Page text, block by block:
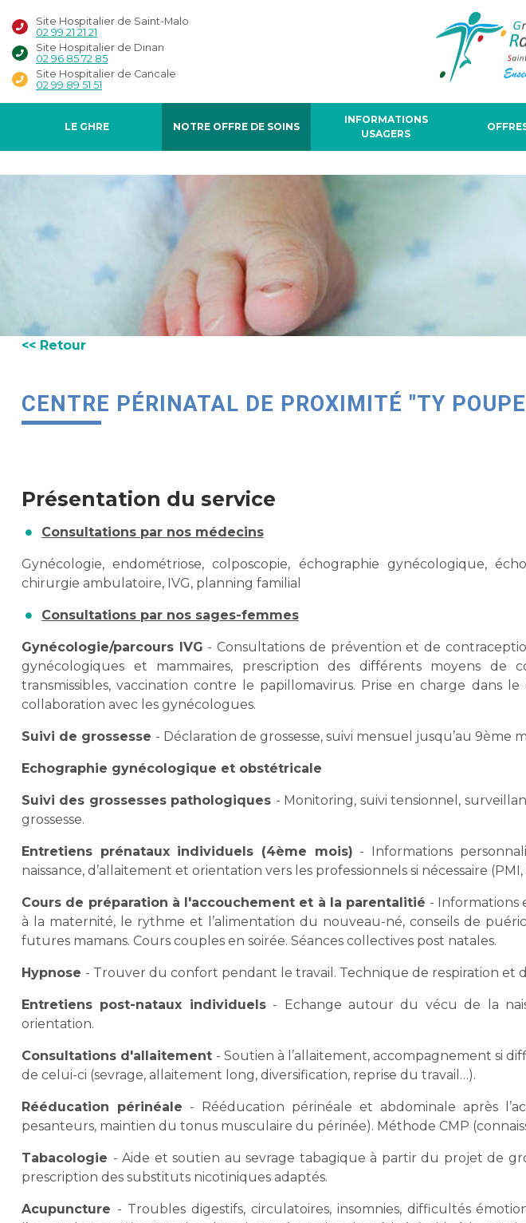
Site Hospitalier de Saint-Malo
02 99 21 21 21
Site Hospitalier de Dinan
02 96 85 72 85
Site Hospitalier de Cancale
02 99 89 51 51
LE GHRE NOTRE OFFRE DE SOINS
INFORMATIONS
USAGERS
<< Retour
CENTRE PÉRINATAL DE PROXIMITÉ "TY
Présentation du service
Consultations par nos médecins
Gynécologie, endométriose, colposcopie, échographie gynécologique,
chirurgie ambulatoire, IVG, planning familial
Consultations par nos sages-femmes
Gynécologie/parcours IVG - Consultations de prévention et de
gynécologiques et mammaires, prescription des différents moyens de
transmissibles, vaccination contre le papillomavirus. Prise en charge dans
collaboration avec les gynécologues.
Suivi de grossesse - Déclaration de grossesse, suivi mensuel jusqu’au 9ème
Echographie gynécologique et obstétricale
Suivi des grossesses pathologiques - Monitoring, suivi tensionnel,
grossesse.
Entretiens prénataux individuels (4ème mois) - Informations
naissance, d’allaitement et orientation vers les professionnels si nécessaire
Cours de préparation à l'accouchement et à la parentalitié - Informations
à la maternité, le rythme et l’alimentation du nouveau-né, conseils de
futures mamans. Cours couples en soirée. Séances collectives post natales.
Hypnose - Trouver du confort pendant le travail. Technique de respiration et
Entretiens post-nataux individuels- Echange autour du vécu de la
orientation.
Consultations d'allaitement - Soutien à l’allaitement, accompagnement si
de celui-ci (sevrage, allaitement long, diversification, reprise du travail…).
Rééducation périnéale - Rééducation périnéale et abdominale après
pesanteurs, maintien du tonus musculaire du périnée). Méthode CMP
Tabacologie - Aide et soutien au sevrage tabagique à partir du projet de
prescription des substituts nicotiniques adaptés.
Acupuncture - Troubles digestifs, circulatoires, insomnies, difficultés